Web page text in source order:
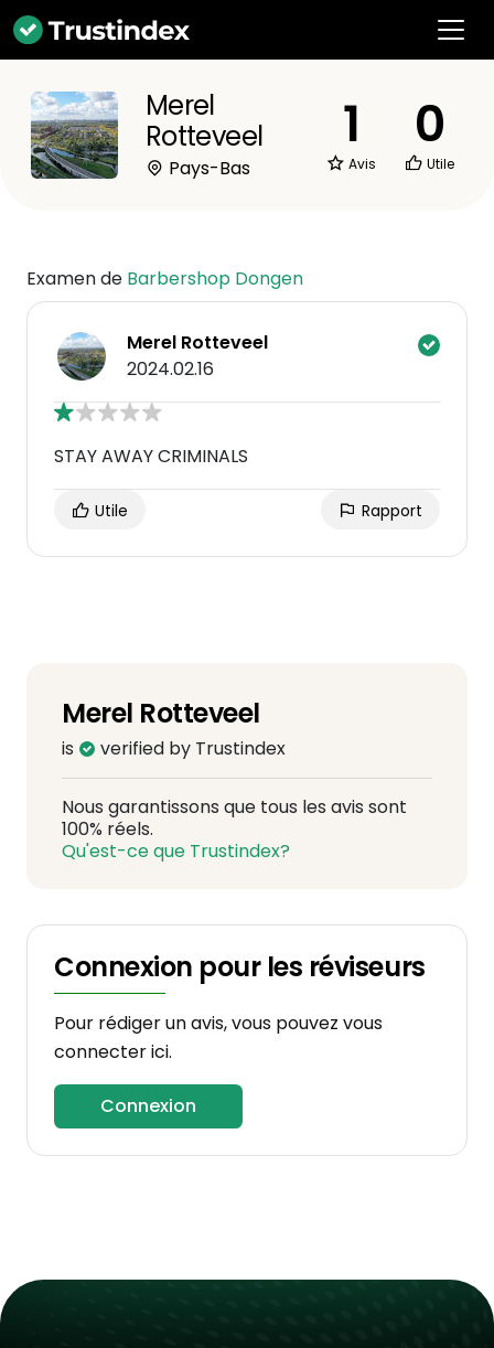
Merel
Rotteveel
Pays-Bas
1
Avis
0
Utile
Examen de Barbershop Dongen
Merel Rotteveel
2024.02.16
STAY AWAY CRIMINALS
Utile Rapport
Merel Rotteveel
is verified by Trustindex
Nous garantissons que tous les avis sont
100% réels.
Qu'est-ce que Trustindex?
Connexion pour les réviseurs
Pour rédiger un avis, vous pouvez vous
connecter ici.
Connexion